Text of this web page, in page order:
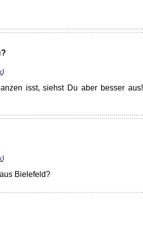
)
isst, siehst Du aber besser aus!
)
Bielefeld?